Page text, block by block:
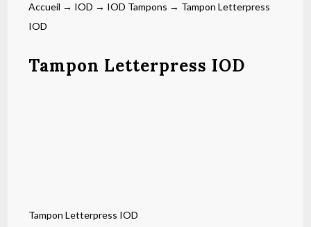
Accueil → IOD → IOD Tampons → Tampon Letterpress
IOD
Tampon Letterpress IOD
Tampon Letterpress IOD